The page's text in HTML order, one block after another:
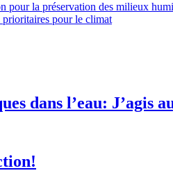
pour la préservation des milieux
prioritaires pour le climat
dans l’eau: J’agis